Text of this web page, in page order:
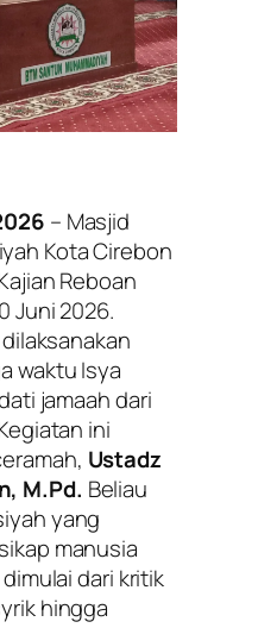
– Masjid
Kota Cirebon
Reboan
Juni 2026.
waktu Isya
jamaah dari
ini
Ustadz
M.Pd. Beliau
yang
manusia
dari kritik
hingga